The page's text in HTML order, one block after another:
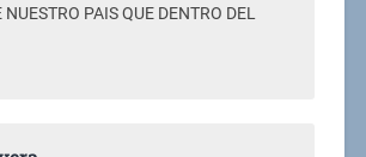
NUESTRO PAIS QUE DENTRO DEL